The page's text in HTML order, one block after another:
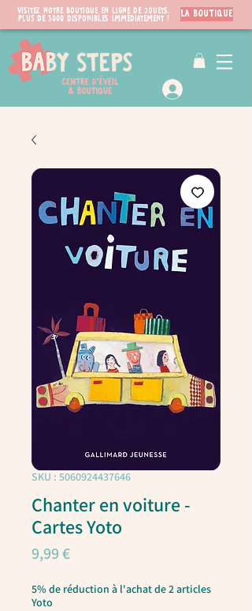
Visitez notre boutique en ligne de jouets.
PLUS de 3000 disponibles immédiatement !
LA BOUTIQUE
SKU : 5060924437646
Chanter en voiture -
Cartes Yoto
9,99 €Prix
5% de réduction à l'achat de 2 articles
Yoto